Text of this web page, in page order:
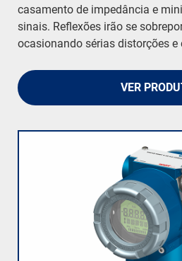
casamento de impedância e
sinais. Reflexões irão se
ocasionando sérias distorções e
VER